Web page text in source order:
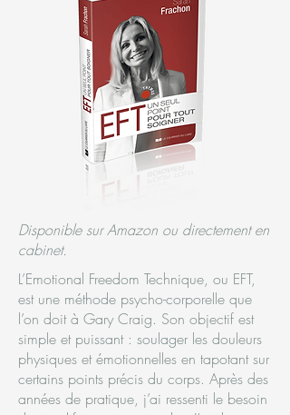
Disponible sur Amazon ou directement en
cabinet.
L’Emotional Freedom Technique, ou EFT,
est une méthode psycho-corporelle que
l’on doit à Gary Craig. Son objectif est
simple et puissant : soulager les douleurs
physiques et émotionnelles en tapotant sur
certains points précis du corps. Après des
années de pratique, j’ai ressenti le besoin